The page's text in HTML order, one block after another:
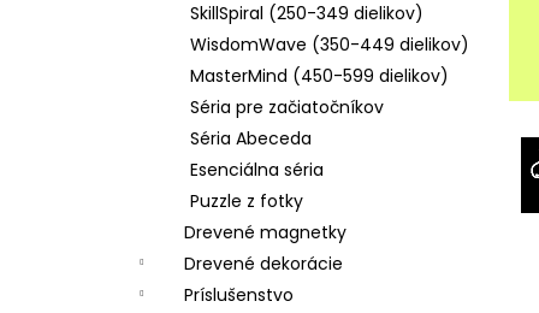
SkillSpiral (250-349 dielikov)
WisdomWave (350-449 dielikov)
MasterMind (450-599 dielikov)
Séria pre začiatočníkov
Séria Abeceda
Esenciálna séria
Puzzle z fotky
Drevené magnetky
Drevené dekorácie
Príslušenstvo
DREVENÝ RÁM MINDMAZE (OBDĹŽNIK 28
X 37 CM)
€4,95